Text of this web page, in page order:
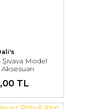
Şivava Model
TL